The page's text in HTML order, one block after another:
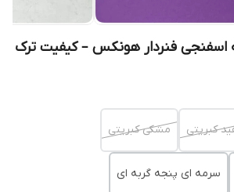
اسفنجی فنردار هونکس – کیفیت ترک
کبریتی مشکی کبریتی
سرمه ای پنجه گربه ای